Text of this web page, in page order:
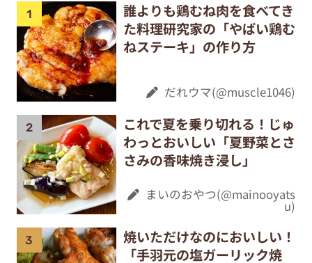
誰よりも鶏むね肉を食べてき
た料理研究家の「やばい鶏む
ねステーキ」の作り方
だれウマ(@muscle1046)
これで夏を乗り切れる！じゅ
わっとおいしい「夏野菜とさ
さみの香味焼き浸し」
まいのおやつ(@mainooyats
u)
焼いただけなのにおいしい！
「手羽元の塩ガーリック焼